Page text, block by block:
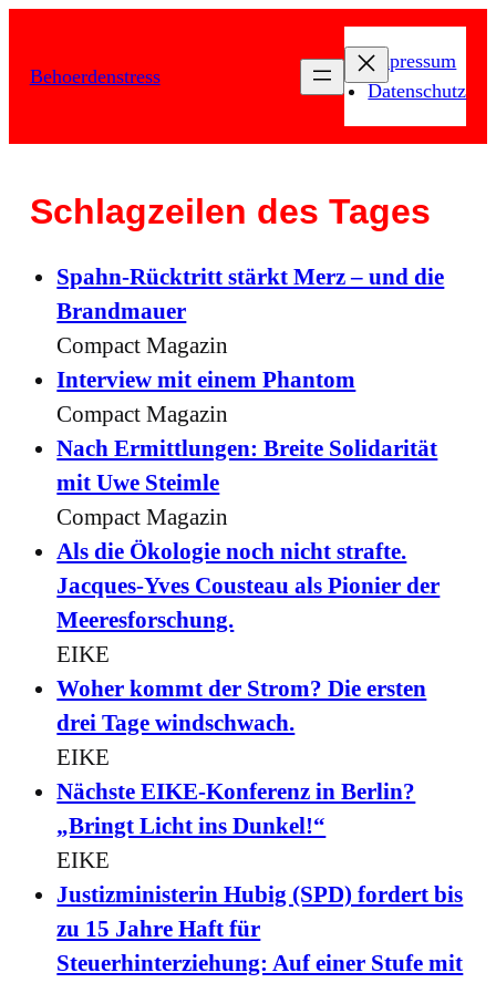
springen
Behoerdenstress
Impressum
Datenschutz
Schlagzeilen des Tages
Spahn-Rücktritt stärkt Merz – und die
Brandmauer
Compact Magazin
Interview mit einem Phantom
Compact Magazin
Nach Ermittlungen: Breite Solidarität
mit Uwe Steimle
Compact Magazin
Als die Ökologie noch nicht strafte.
Jacques-Yves Cousteau als Pionier der
Meeresforschung.
EIKE
Woher kommt der Strom? Die ersten
drei Tage windschwach.
EIKE
Nächste EIKE-Konferenz in Berlin?
„Bringt Licht ins Dunkel!“
EIKE
Justizministerin Hubig (SPD) fordert bis
zu 15 Jahre Haft für
Steuerhinterziehung: Auf einer Stufe mit